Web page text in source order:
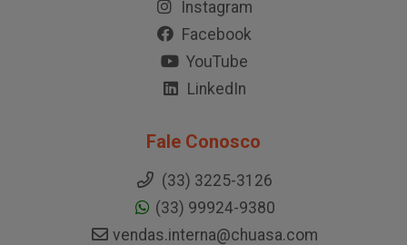
Instagram
Facebook
YouTube
LinkedIn
Fale Conosco
(33) 3225-3126
(33) 99924-9380
vendas.interna@chuasa.com